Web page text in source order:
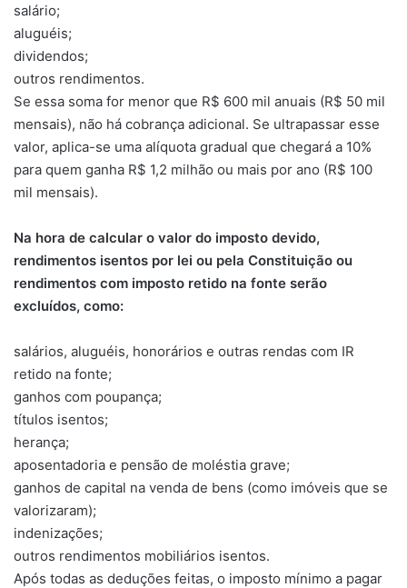
salário;
aluguéis;
dividendos;
outros rendimentos.
Se essa soma for menor que R$ 600 mil anuais (R$ 50 mil
mensais), não há cobrança adicional. Se ultrapassar esse
valor, aplica-se uma alíquota gradual que chegará a 10%
para quem ganha R$ 1,2 milhão ou mais por ano (R$ 100
mil mensais).
Na hora de calcular o valor do imposto devido,
rendimentos isentos por lei ou pela Constituição ou
rendimentos com imposto retido na fonte serão
excluídos, como:
salários, aluguéis, honorários e outras rendas com IR
retido na fonte;
ganhos com poupança;
títulos isentos;
herança;
aposentadoria e pensão de moléstia grave;
ganhos de capital na venda de bens (como imóveis que se
valorizaram);
indenizações;
outros rendimentos mobiliários isentos.
Após todas as deduções feitas, o imposto mínimo a pagar